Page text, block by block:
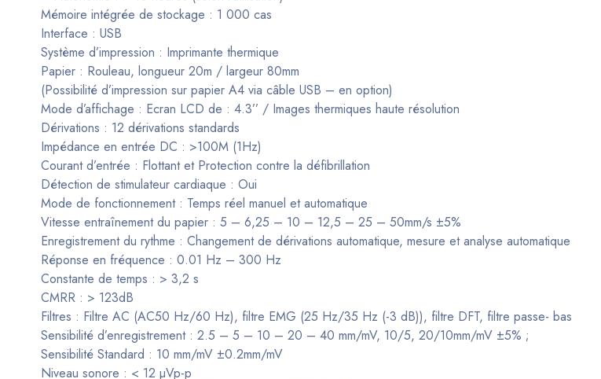
Mémoire intégrée de stockage : 1 000 cas
Interface : USB
Système d’impression : Imprimante thermique
Papier : Rouleau, longueur 20m / largeur 80mm
(Possibilité d’impression sur papier A4 via câble USB – en option)
Mode d’affichage : Ecran LCD de : 4.3’’ / Images thermiques haute résolution
Dérivations : 12 dérivations standards
Impédance en entrée DC : >100M (1Hz)
Courant d’entrée : Flottant et Protection contre la défibrillation
Détection de stimulateur cardiaque : Oui
Mode de fonctionnement : Temps réel manuel et automatique
Vitesse entraînement du papier : 5 – 6,25 – 10 – 12,5 – 25 – 50mm/s ±5%
Enregistrement du rythme : Changement de dérivations automatique, mesure et analyse automatique
Réponse en fréquence : 0.01 Hz – 300 Hz
Constante de temps : > 3,2 s
CMRR : > 123dB
Filtres : Filtre AC (AC50 Hz/60 Hz), filtre EMG (25 Hz/35 Hz (-3 dB)), filtre DFT, filtre passe- bas
Sensibilité d’enregistrement : 2.5 – 5 – 10 – 20 – 40 mm/mV, 10/5, 20/10mm/mV ±5% ;
Sensibilité Standard : 10 mm/mV ±0.2mm/mV
Niveau sonore : < 12 µVp-p